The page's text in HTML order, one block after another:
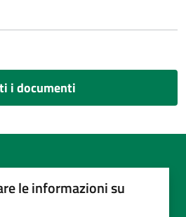
i documenti
le informazioni su